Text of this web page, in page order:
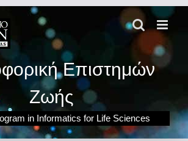
Επιστημών
Ζωής
in Informatics for Life Sciences